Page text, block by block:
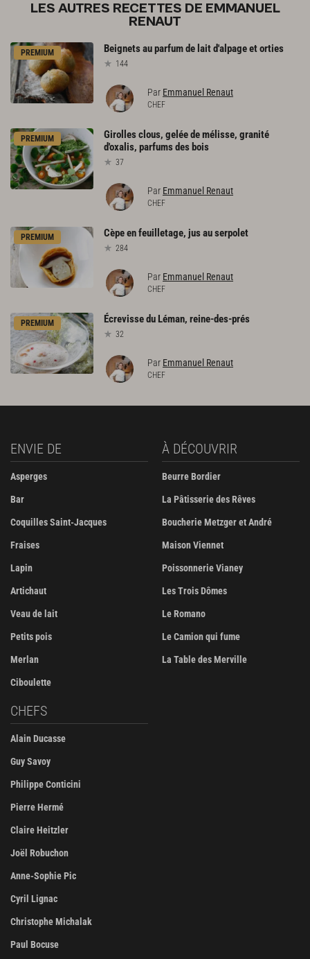
LES AUTRES RECETTES DE EMMANUEL
RENAUT
PREMIUM Beignetsauparfumde laitd'alpageetorties
144
Par Emmanuel Renaut
CHEF
PREMIUM Girollesclous, geléedemélisse, granité
d'oxalis, parfumsdes bois
37
Par Emmanuel Renaut
CHEF
PREMIUM Cèpeenfeuilletage, jusauserpolet
284
Par Emmanuel Renaut
CHEF
PREMIUM Écrevissedu Léman, reine-des-prés
32
Par Emmanuel Renaut
CHEF
ENVIE DE
Asperges
Bar
Coquilles Saint-Jacques
Fraises
Lapin
Artichaut
Veau de lait
Petits pois
Merlan
Ciboulette
À DÉCOUVRIR
Beurre Bordier
La Pâtisserie des Rêves
Boucherie Metzger et André
Maison Viennet
Poissonnerie Vianey
Les Trois Dômes
Le Romano
Le Camion qui fume
La Table des Merville
CHEFS
Alain Ducasse
Guy Savoy
Philippe Conticini
Pierre Hermé
Claire Heitzler
Joël Robuchon
Anne-Sophie Pic
Cyril Lignac
Christophe Michalak
Paul Bocuse